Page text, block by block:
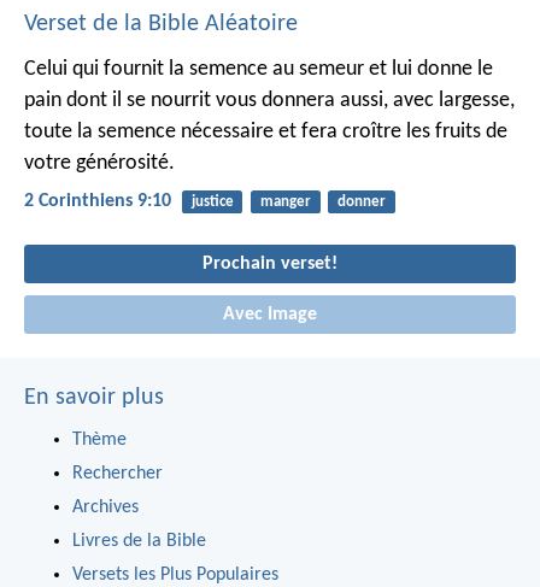
Verset de la Bible Aléatoire
Celui qui fournit la semence au semeur et lui donne le
pain dont il se nourrit vous donnera aussi, avec largesse,
toute la semence nécessaire et fera croître les fruits de
votre générosité.
2 Corinthiens 9:10 justice manger donner
Prochain verset!
Avec Image
En savoir plus
Thème
Rechercher
Archives
Livres de la Bible
Versets les Plus Populaires